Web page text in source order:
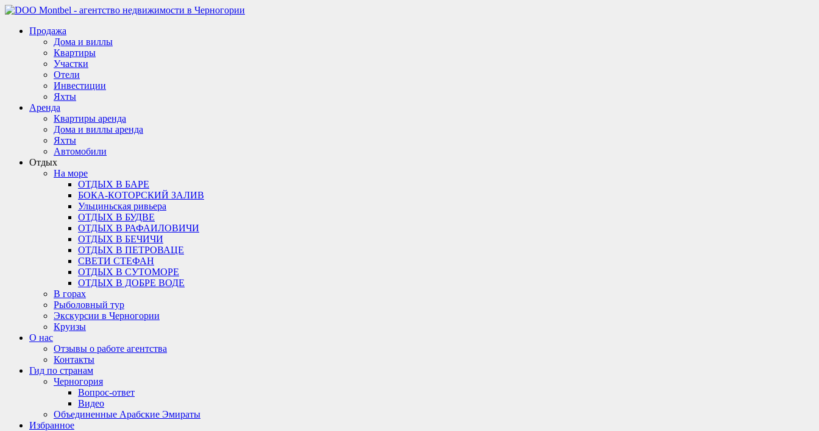
Продажа
Дома и виллы
Квартиры
Участки
Отели
Инвестиции
Яхты
Аренда
Квартиры аренда
Дома и виллы аренда
Яхты
Автомобили
Отдых
На море
ОТДЫХ В БАРЕ
БОКА-КОТОРСКИЙ ЗАЛИВ
Ульциньская ривьера
ОТДЫХ В БУДВЕ
ОТДЫХ В РАФАИЛОВИЧИ
ОТДЫХ В БЕЧИЧИ
ОТДЫХ В ПЕТРОВАЦЕ
СВЕТИ СТЕФАН
ОТДЫХ В СУТОМОРЕ
ОТДЫХ В ДОБРЕ ВОДЕ
В горах
Рыболовный тур
Экскурсии в Черногории
Круизы
О нас
Отзывы о работе агентства
Контакты
Гид по странам
Черногория
Вопрос-ответ
Видео
Объединенные Арабские Эмираты
Избранное